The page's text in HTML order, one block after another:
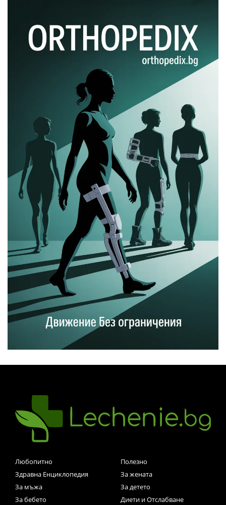
Любопитно
Полезно
Здравна Енциклопедия
За жената
За мъжа
За детето
За бебето
Диети и Отслабване